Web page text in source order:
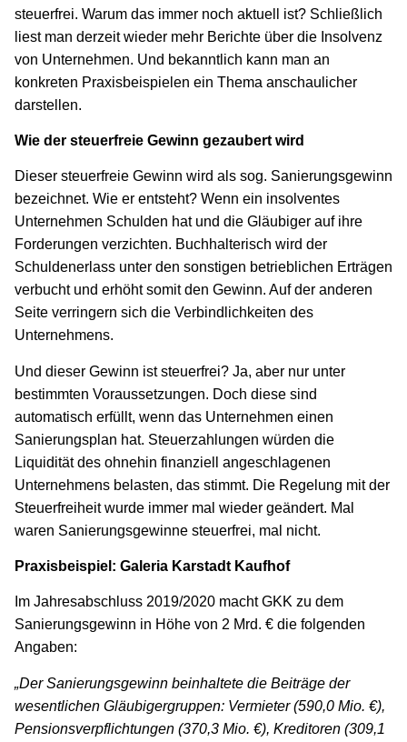
steuerfrei. Warum das immer noch aktuell ist? Schließlich
liest man derzeit wieder mehr Berichte über die Insolvenz
von Unternehmen. Und bekanntlich kann man an
konkreten Praxisbeispielen ein Thema anschaulicher
darstellen.
Wie der steuerfreie Gewinn gezaubert wird
Dieser steuerfreie Gewinn wird als sog. Sanierungsgewinn
bezeichnet. Wie er entsteht? Wenn ein insolventes
Unternehmen Schulden hat und die Gläubiger auf ihre
Forderungen verzichten. Buchhalterisch wird der
Schuldenerlass unter den sonstigen betrieblichen Erträgen
verbucht und erhöht somit den Gewinn. Auf der anderen
Seite verringern sich die Verbindlichkeiten des
Unternehmens.
Und dieser Gewinn ist steuerfrei? Ja, aber nur unter
bestimmten Voraussetzungen. Doch diese sind
automatisch erfüllt, wenn das Unternehmen einen
Sanierungsplan hat. Steuerzahlungen würden die
Liquidität des ohnehin finanziell angeschlagenen
Unternehmens belasten, das stimmt. Die Regelung mit der
Steuerfreiheit wurde immer mal wieder geändert. Mal
waren Sanierungsgewinne steuerfrei, mal nicht.
Praxisbeispiel: Galeria Karstadt Kaufhof
Im Jahresabschluss 2019/2020 macht GKK zu dem
Sanierungsgewinn in Höhe von 2 Mrd. € die folgenden
Angaben:
„Der Sanierungsgewinn beinhaltete die Beiträge der
wesentlichen Gläubigergruppen: Vermieter (590,0 Mio. €),
Pensionsverpflichtungen (370,3 Mio. €), Kreditoren (309,1